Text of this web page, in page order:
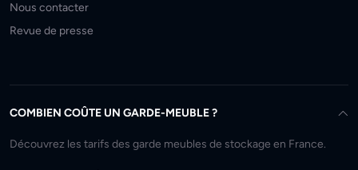
Nous contacter
Revue de presse
COMBIEN COÛTE UN GARDE-MEUBLE ?
Découvrez les tarifs des garde meubles de stockage en France.